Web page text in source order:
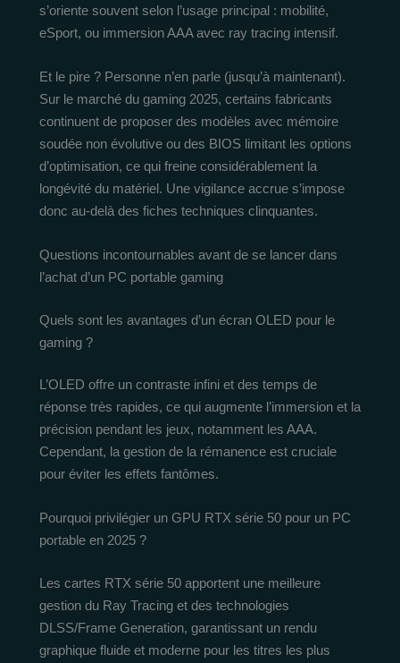
s’oriente souvent selon l’usage principal : mobilité,
eSport, ou immersion AAA avec ray tracing intensif.
Et le pire ? Personne n’en parle (jusqu’à maintenant).
Sur le marché du gaming 2025, certains fabricants
continuent de proposer des modèles avec mémoire
soudée non évolutive ou des BIOS limitant les options
d’optimisation, ce qui freine considérablement la
longévité du matériel. Une vigilance accrue s’impose
donc au-delà des fiches techniques clinquantes.
Questions incontournables avant de se lancer dans
l’achat d’un PC portable gaming
Quels sont les avantages d’un écran OLED pour le
gaming ?
L’OLED offre un contraste infini et des temps de
réponse très rapides, ce qui augmente l’immersion et la
précision pendant les jeux, notamment les AAA.
Cependant, la gestion de la rémanence est cruciale
pour éviter les effets fantômes.
Pourquoi privilégier un GPU RTX série 50 pour un PC
portable en 2025 ?
Les cartes RTX série 50 apportent une meilleure
gestion du Ray Tracing et des technologies
DLSS/Frame Generation, garantissant un rendu
graphique fluide et moderne pour les titres les plus